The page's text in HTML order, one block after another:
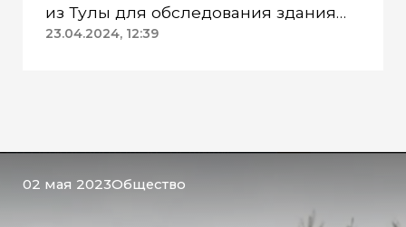
из Тулы для обследования здания
ДК «Геолог»
23.04.2024, 12:39
02 мая 2023Общество